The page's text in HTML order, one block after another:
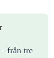
från tre